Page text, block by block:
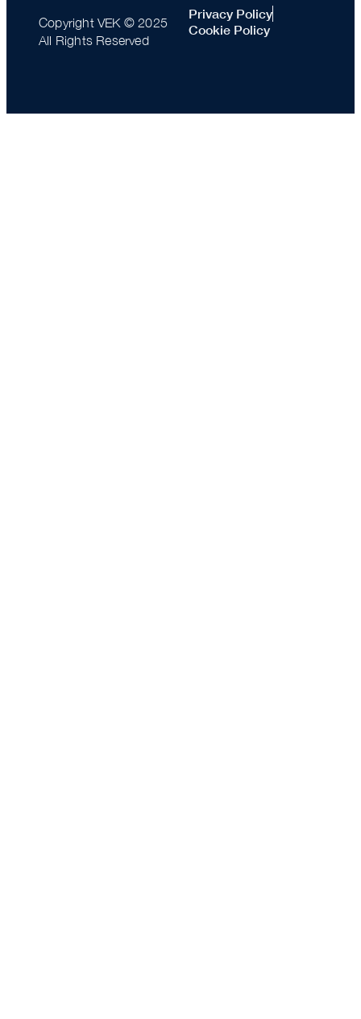
Copyright VEK © 2025
All Rights Reserved
Privacy Policy
Cookie Policy